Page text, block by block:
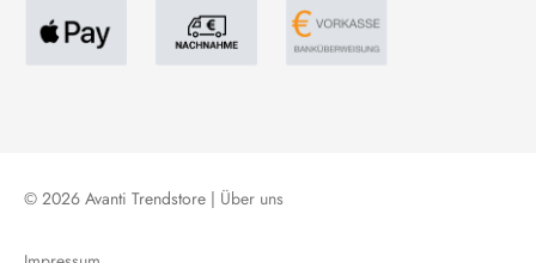
© 2026 Avanti Trendstore | Über uns